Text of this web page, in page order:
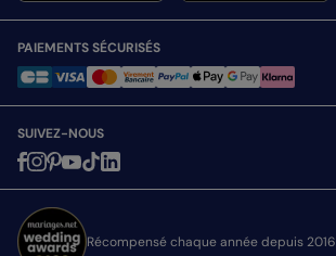
PAIEMENTS SÉCURISÉS
SUIVEZ-NOUS
Récompensé chaque année depuis 2016